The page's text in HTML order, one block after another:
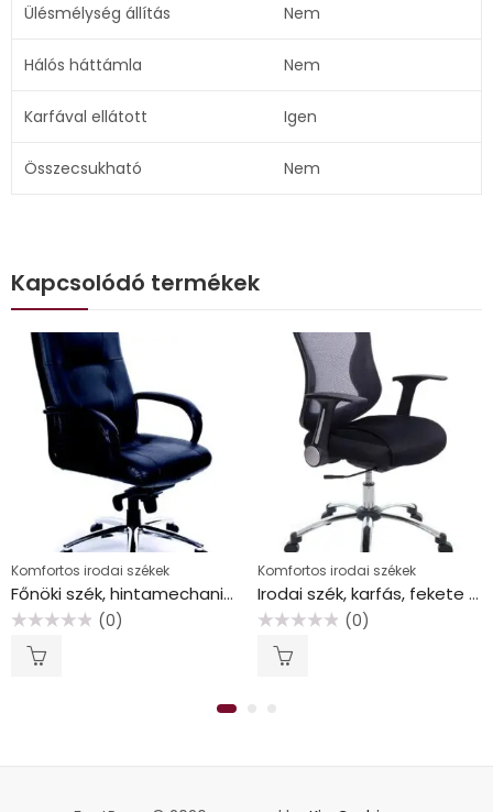
Ülésmélység állítás Nem
Hálós háttámla Nem
Karfával ellátott Igen
Összecsukható Nem
Kapcsolódó termékek
Komfortos irodai székek
Főnöki szék, hintamechanikával, fekete bőrborítás, króm lábkereszt, MAYAH “Enterprise”
(0)
Komfortos irodai székek
Irodai szék, karfás, fekete szövetborítás, feszített hálós háttámla, króm lábkereszt, MAYAH “Spirit”
(0)